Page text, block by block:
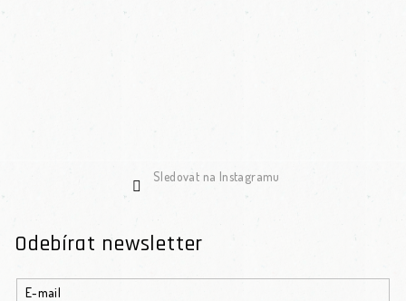
Sledovat na Instagramu
Odebírat newsletter
E-mail